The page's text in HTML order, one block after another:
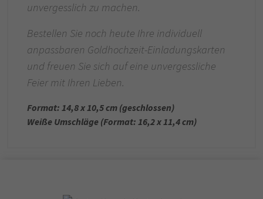
unvergesslich zu machen.
Bestellen Sie noch heute Ihre individuell
anpassbaren Goldhochzeit-Einladungskarten
und freuen Sie sich auf eine unvergessliche
Feier mit Ihren Lieben.
Format: 14,8 x 10,5 cm (geschlossen)
Weiße Umschläge (Format: 16,2 x 11,4 cm)